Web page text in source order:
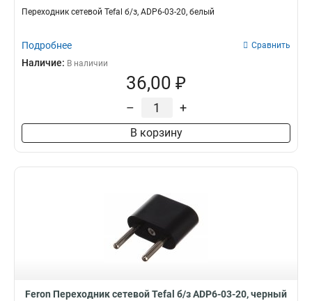
Размер
39*39*64мм 1
28*28*43мм 1
Переходник сетевой Tefal б/з, ADP6-03-20, белый
Подробнее Сравнить
Наличие: В наличии
36,00 ₽
– +
В корзину
Feron Переходник сетевой Tefal б/з ADP6-03-20, черный